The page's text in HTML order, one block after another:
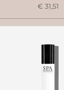
€ 31,51